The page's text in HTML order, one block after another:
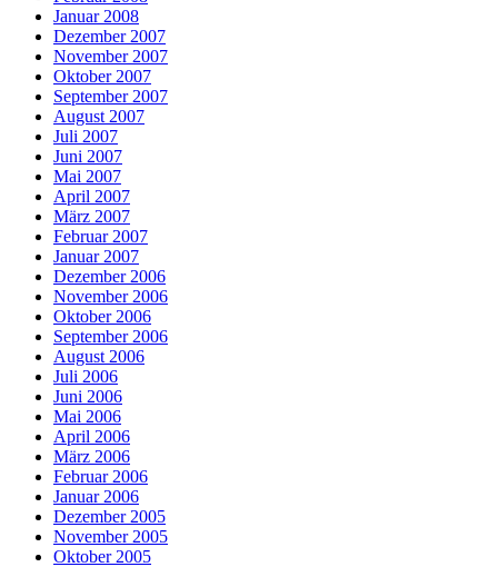
Januar 2008
Dezember 2007
November 2007
Oktober 2007
September 2007
August 2007
Juli 2007
Juni 2007
Mai 2007
April 2007
März 2007
Februar 2007
Januar 2007
Dezember 2006
November 2006
Oktober 2006
September 2006
August 2006
Juli 2006
Juni 2006
Mai 2006
April 2006
März 2006
Februar 2006
Januar 2006
Dezember 2005
November 2005
Oktober 2005